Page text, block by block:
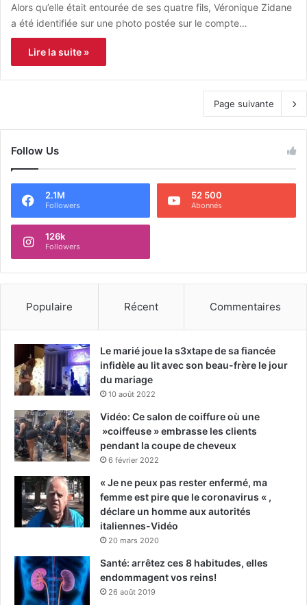
Alors qu’elle était entourée de ses quatre fils, Véronique Zidane
a été identifiée sur une photo postée sur le compte…
Lire la suite »
Page suivante
Follow Us
2.1M
Followers
52 500
Abonnés
126k
Followers
Populaire Récent Commentaires
Le marié joue la s3xtape de sa fiancée
infidèle au lit avec son beau-frère le jour
du mariage
10 août 2022
Vidéo: Ce salon de coiffure où une
»coiffeuse » embrasse les clients
pendant la coupe de cheveux
6 février 2022
« Je ne peux pas rester enfermé, ma
femme est pire que le coronavirus « ,
déclare un homme aux autorités
italiennes-Vidéo
20 mars 2020
Santé: arrêtez ces 8 habitudes, elles
endommagent vos reins!
26 août 2019